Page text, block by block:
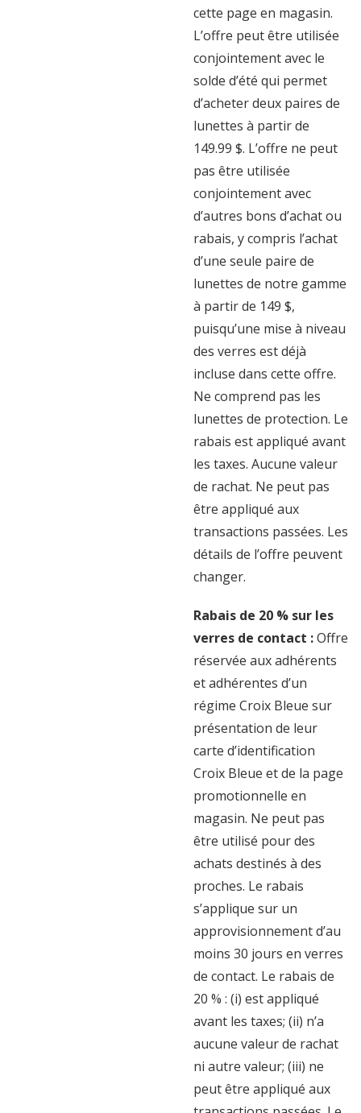
cette page en magasin.
L’offre peut être utilisée
conjointement avec le
solde d’été qui permet
d’acheter deux paires de
lunettes à partir de
149.99 $. L’offre ne peut
pas être utilisée
conjointement avec
d’autres bons d’achat ou
rabais, y compris l’achat
d’une seule paire de
lunettes de notre gamme
à partir de 149 $,
puisqu’une mise à niveau
des verres est déjà
incluse dans cette offre.
Ne comprend pas les
lunettes de protection. Le
rabais est appliqué avant
les taxes. Aucune valeur
de rachat. Ne peut pas
être appliqué aux
transactions passées. Les
détails de l’offre peuvent
changer.
Rabais de 20 % sur les
verres de contact :Offre
réservée aux adhérents
et adhérentes d’un
régime Croix Bleue sur
présentation de leur
carte d’identification
Croix Bleue et de la page
promotionnelle en
magasin. Ne peut pas
être utilisé pour des
achats destinés à des
proches. Le rabais
s’applique sur un
approvisionnement d’au
moins 30 jours en verres
de contact. Le rabais de
20 % : (i) est appliqué
avant les taxes; (ii) n’a
aucune valeur de rachat
ni autre valeur; (iii) ne
peut être appliqué aux